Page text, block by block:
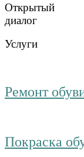
Открытый
диалог
Услуги
Ремонт
Покраска